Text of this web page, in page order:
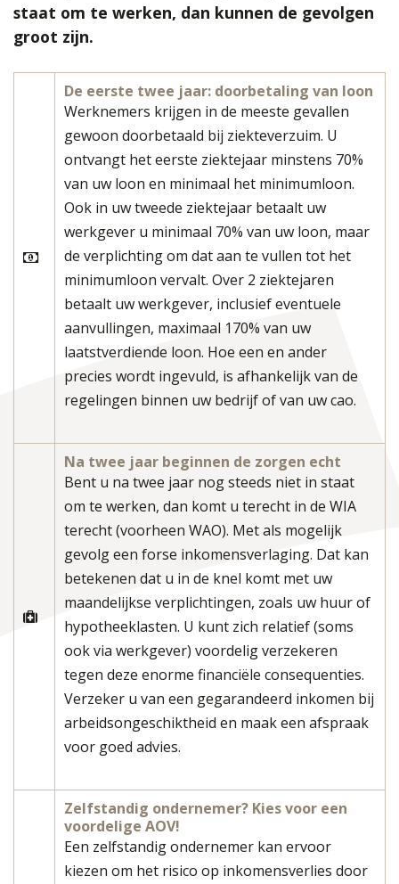
staat om te werken, dan kunnen de gevolgen
groot zijn.
De eerste twee jaar: doorbetaling van loon
Werknemers krijgen in de meeste gevallen
gewoon doorbetaald bij ziekteverzuim. U
ontvangt het eerste ziektejaar minstens 70%
van uw loon en minimaal het minimumloon.
Ook in uw tweede ziektejaar betaalt uw
werkgever u minimaal 70% van uw loon, maar
de verplichting om dat aan te vullen tot het
minimumloon vervalt. Over 2 ziektejaren
betaalt uw werkgever, inclusief eventuele
aanvullingen, maximaal 170% van uw
laatstverdiende loon. Hoe een en ander
precies wordt ingevuld, is afhankelijk van de
regelingen binnen uw bedrijf of van uw cao.
Na twee jaar beginnen de zorgen echt
Bent u na twee jaar nog steeds niet in staat
om te werken, dan komt u terecht in de WIA
terecht (voorheen WAO). Met als mogelijk
gevolg een forse inkomensverlaging. Dat kan
betekenen dat u in de knel komt met uw
maandelijkse verplichtingen, zoals uw huur of
hypotheeklasten. U kunt zich relatief (soms
ook via werkgever) voordelig verzekeren
tegen deze enorme financiële consequenties.
Verzeker u van een gegarandeerd inkomen bij
arbeidsongeschiktheid en maak een afspraak
voor goed advies.
Zelfstandig ondernemer? Kies voor een
voordelige AOV!
Een zelfstandig ondernemer kan ervoor
kiezen om het risico op inkomensverlies door